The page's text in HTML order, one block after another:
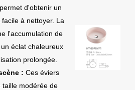
d'obtenir un
à nettoyer. La
l'accumulation de
éclat chaleureux
prolongée.
: Ces éviers
modérée de